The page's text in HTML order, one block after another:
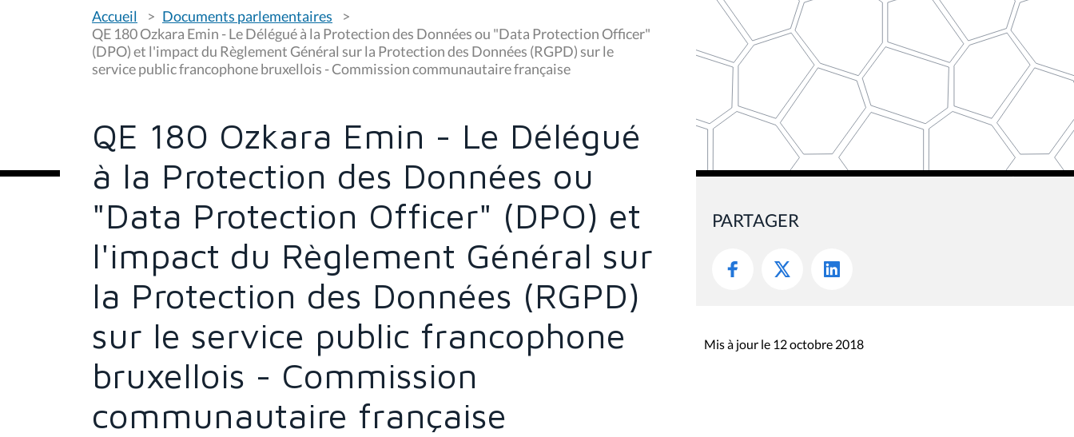
o
u
s
ê
t
Accueil
Documents parlementaires
QE 180 Ozkara Emin - Le Délégué à la Protection des Données ou "Data Protection Officer"
(DPO) et l'impact du Règlement Général sur la Protection des Données (RGPD) sur le
service public francophone bruxellois - Commission communautaire française
QE 180 Ozkara Emin - Le Délégué
à la Protection des Données ou
"Data Protection Officer" (DPO) et
l'impact du Règlement Général sur
la Protection des Données (RGPD)
sur le service public francophone
bruxellois - Commission
communautaire française
PARTAGER
Mis à jour le 12 octobre 2018